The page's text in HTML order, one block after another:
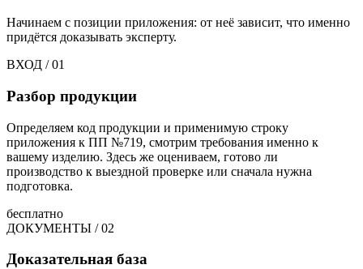
Начинаем с позиции приложения: от неё зависит, что именно
придётся доказывать эксперту.
ВХОД / 01
Разбор продукции
Определяем код продукции и применимую строку
приложения к ПП №719, смотрим требования именно к
вашему изделию. Здесь же оцениваем, готово ли
производство к выездной проверке или сначала нужна
подготовка.
бесплатно
ДОКУМЕНТЫ / 02
Доказательная база